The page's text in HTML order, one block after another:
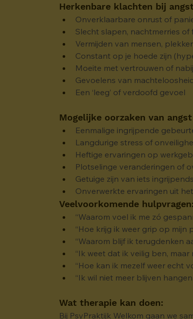
Herkenbare klachten bij
Onverklaarbare onrust of
Slecht slapen, nachtmerries of
Vermijden van mensen,
Constant op je hoede zijn
Moeite met vertrouwen of
Gevoelens van
Een ‘leeg’ of verdoofd gevoel
Mogelijke oorzaken van
Eenmalige ingrijpende
Langdurige stress of
Heftige ervaringen op
Plotselinge veranderingen of
Getuige zijn van iets
Onverwerkte ervaringen uit
Veelvoorkomende hulpvragen:
“Waarom voel ik me zó
“Hoe krijg ik weer grip op mijn
“Waarom blijf ik terugdenken
“Ik weet dat ik veilig ben,
“Hoe kan ik mezelf weer echt
“Ik wil niet meer blijven
Wat therapie kan doen:
Bij PsyPraktijk Welkom gaan we